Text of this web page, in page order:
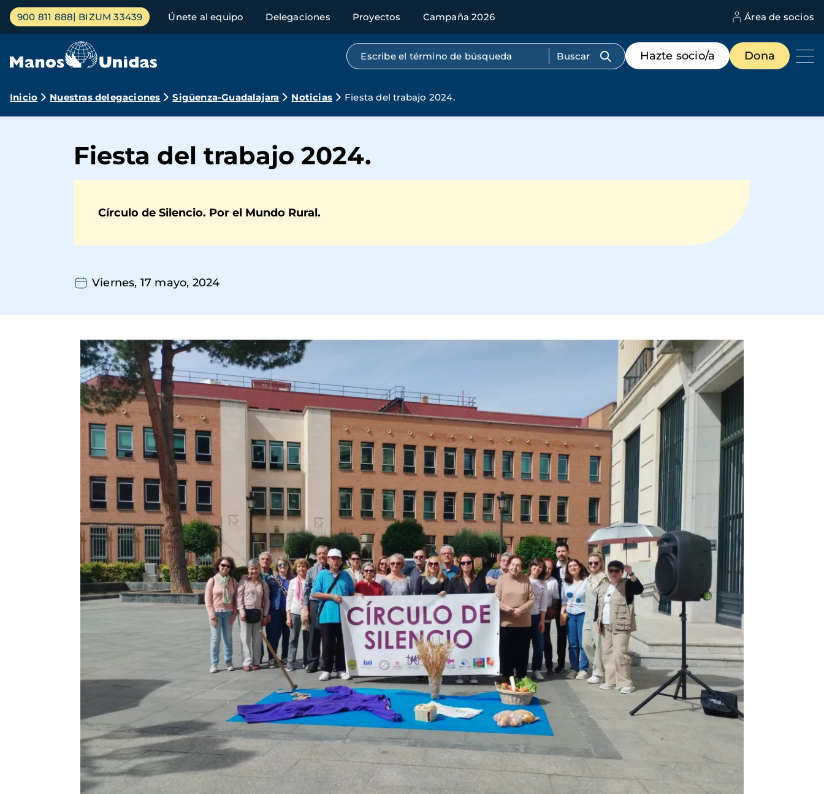
Pasar
contenido
Menú
principal
900 811 888 BIZUM 33439 Únete al equipo Delegaciones Proyectos Campaña 2026 Área de socios
Búsqueda por texto completo
Menú
de
destacados
Hazte socio/a Dona
Ruta
navegación
Inicio Nuestras delegaciones Sigüenza-Guadalajara Noticias Fiesta del trabajo 2024.
Fiesta del trabajo 2024.
Círculo de Silencio. Por el Mundo Rural.
Viernes, 17 mayo, 2024